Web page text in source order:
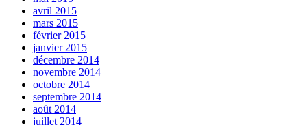
avril 2015
mars 2015
février 2015
janvier 2015
décembre 2014
novembre 2014
octobre 2014
septembre 2014
août 2014
juillet 2014